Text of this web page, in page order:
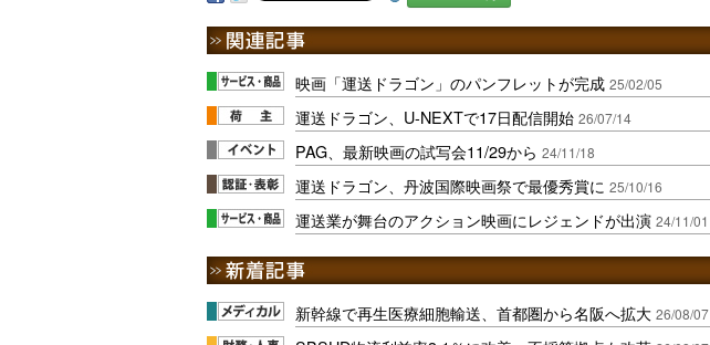
映画「運送ドラゴン」のパンフレットが完成 25/02/05
運送ドラゴン、U-NEXTで17日配信開始 26/07/14
PAG、最新映画の試写会11/29から 24/11/18
運送ドラゴン、丹波国際映画祭で最優秀賞に 25/10/16
運送業が舞台のアクション映画にレジェンドが出演 24/11/01
新幹線で再生医療細胞輸送、首都圏から名阪へ拡大 26/08/07